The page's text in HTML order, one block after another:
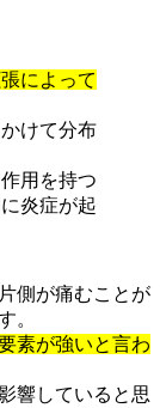
によって
けて分布
用を持つ
炎症が起
側が痛むことが
。
素が強いと言わ
響していると思